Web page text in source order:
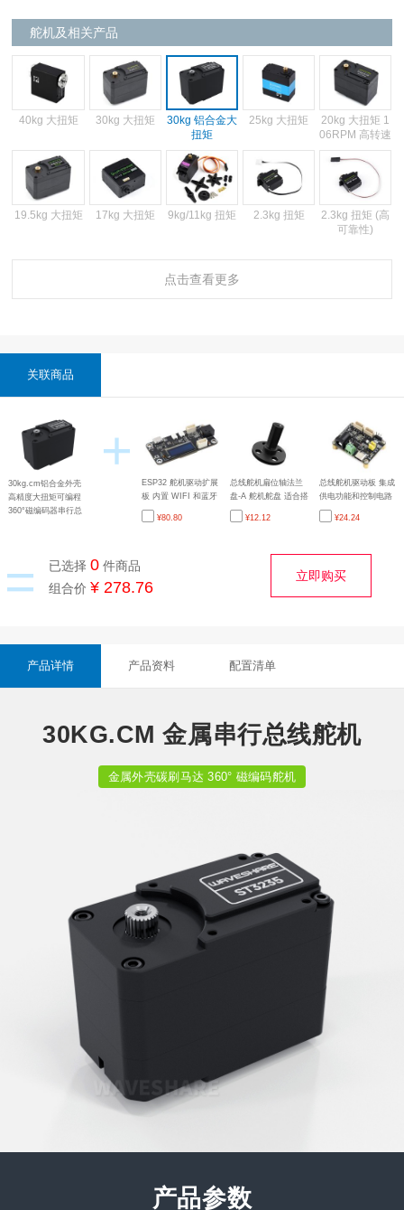
舵机及相关产品
40kg 大扭矩 30kg 大扭矩
30kg 铝合金大
扭矩
25kg 大扭矩
20kg 大扭矩 1
06RPM 高转速
19.5kg 大扭矩 17kg 大扭矩 9kg/11kg 扭矩 2.3kg 扭矩
2.3kg 扭矩 (高
可靠性)
A
点击查看更多
关联商品
30kg.cm铝合金外壳
高精度大扭矩可编程
360°磁编码器串行总
+
ESP32 舵机驱动扩展
板 内置 WIFI 和蓝牙
¥80.80
总线舵机扁位轴法兰
盘-A 舵机舵盘 适合搭
配总线舵机使用 兼容
多种传动部件
¥12.12
总线舵机驱动板 集成
供电功能和控制电路
适用于ST/SC系列总
线舵机 小尺寸易集成
¥24.24
= 已选择 0件商品
组合价 ¥ 278.76
立即购买
产品详情 产品资料 配置清单
30KG.CM 金属串行总线舵机
金属外壳碳刷马达 360° 磁编码舵机
产品参数